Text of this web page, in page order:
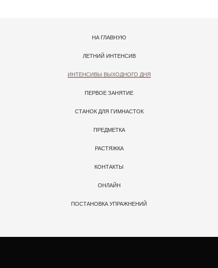
НА ГЛАВНУЮ
ЛЕТНИЙ ИНТЕНСИВ
ИНТЕНСИВЫ ВЫХОДНОГО ДНЯ
ПЕРВОЕ ЗАНЯТИЕ
СТАНОК ДЛЯ ГИМНАСТОК
ПРЕДМЕТКА
РАСТЯЖКА
КОНТАКТЫ
ОНЛАЙН
ПОСТАНОВКА УПРАЖНЕНИЙ